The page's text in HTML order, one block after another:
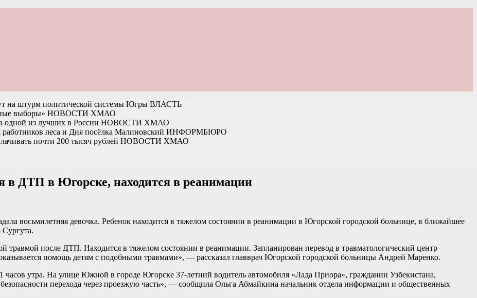
на штурм политической системы Югры ВЛАСТЬ
выборы» НОВОСТИ ХМАО
из лучших в России НОВОСТИ ХМАО
леса и Дня посёлка Малиновский ИНФОРМБЮРО
почти 200 тысяч рублей НОВОСТИ ХМАО
в ДТП в Югорске, находится в реанимации
восьмилетняя девочка. Ребенок находится в тяжелом состоянии в реанимации в Югорской городской больнице, в ближайшее
травмой после ДТП. Находится в тяжелом состоянии в реанимации. Запланирован перевод в травматологический центр
помощь детям с подобными травмами», — рассказал главврач Югорской городской больницы Андрей Маренко.
часов утра. На улице Южной в городе Югорске 37-летний водитель автомобиля «Лада Приора», гражданин Узбекистана,
перехода через проезжую часть», — сообщила Ольга Абмайкина начальник отдела информации и общественных